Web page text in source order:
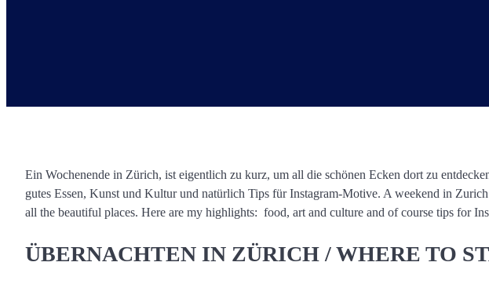
Ein Wochenende in Zürich, ist eigentlich zu kurz, um all die schönen Ecken dort zu
gutes Essen, Kunst und Kultur und natürlich Tips für Instagram-Motive. A weekend in
all the beautiful places. Here are my highlights: food, art and culture and of course tips for
ÜBERNACHTEN IN ZÜRICH / WHERE TO